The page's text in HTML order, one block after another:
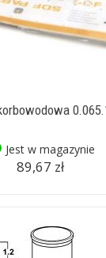
Jest w magazynie
89,67 zł